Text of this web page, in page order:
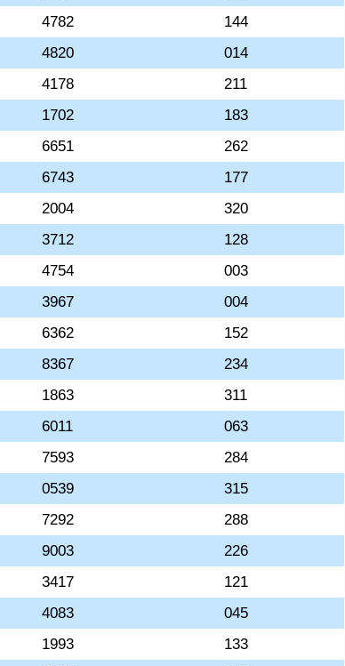
4782
144
4820
014
4178
211
1702
183
6651
262
6743
177
2004
320
3712
128
4754
003
3967
004
6362
152
8367
234
1863
311
6011
063
7593
284
0539
315
7292
288
9003
226
3417
121
4083
045
1993
133